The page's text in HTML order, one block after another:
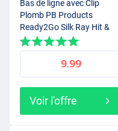
Bas de ligne avec Clip
Plomb PB Products
Ready2Go Silk Ray Hit &
Run Leadclip Leader 90cm
(3 pcs)
9.99
Voir l'offre